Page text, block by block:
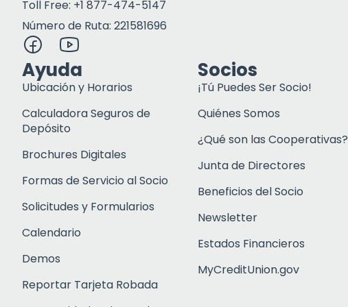
Toll Free: +1 877-474-5147
Número de Ruta: 221581696
Ayuda
Ubicación y Horarios
Calculadora Seguros de
Depósito
Brochures Digitales
Formas de Servicio al Socio
Solicitudes y Formularios
Calendario
Demos
Reportar Tarjeta Robada
Socios
¡Tú Puedes Ser Socio!
Quiénes Somos
¿Qué son las Cooperativas?
Junta de Directores
Beneficios del Socio
Newsletter
Estados Financieros
MyCreditUnion.gov